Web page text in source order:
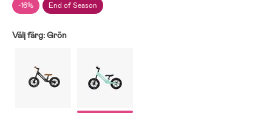
-16% End of Season
Välj färg:Grön